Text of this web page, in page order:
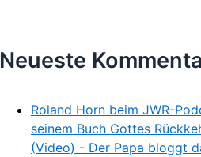
Neueste
Roland Horn beim JWR-
seinem Buch Gottes
(Video) - Der Papa bloggt